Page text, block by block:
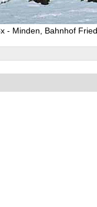
- Minden, Bahnhof